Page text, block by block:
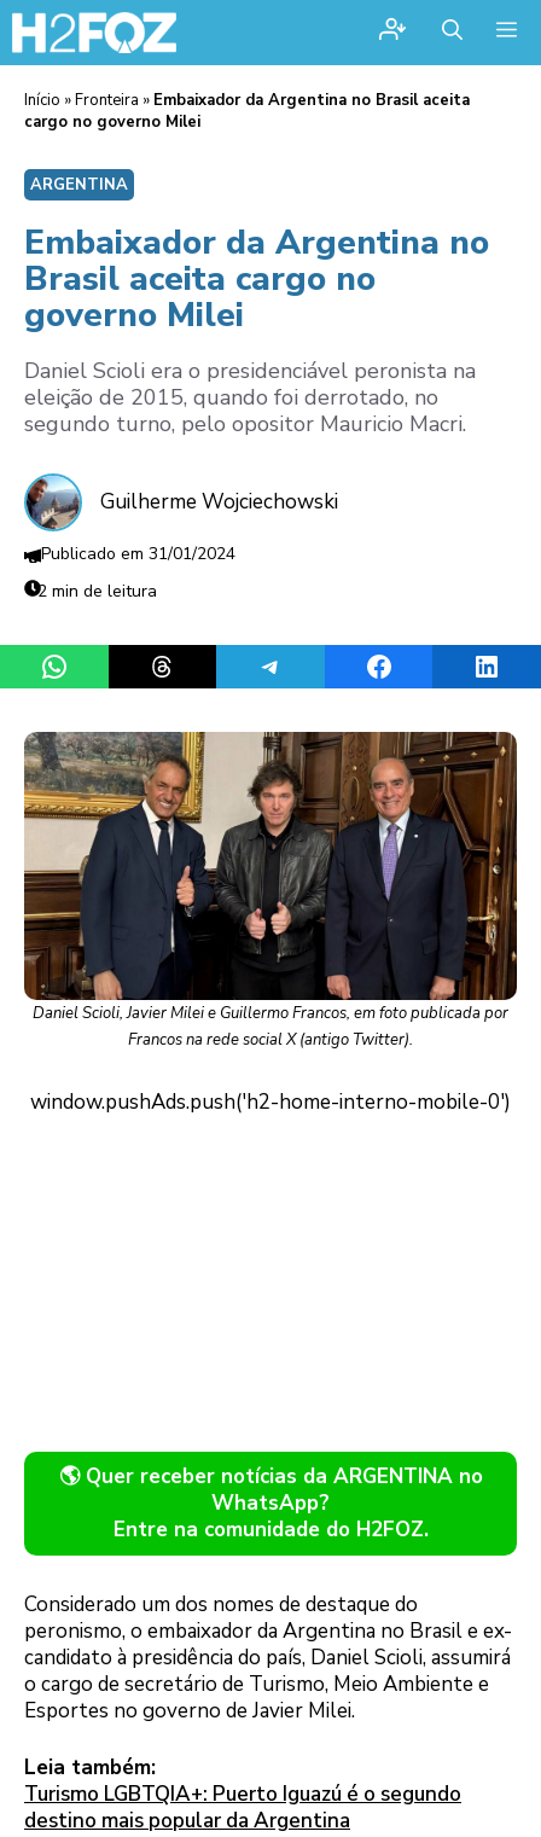
Início »Fronteira » Embaixador da Argentina no Brasil aceita
cargo no governo Milei
ARGENTINA
Embaixador da Argentina no
Brasil aceita cargo no
governo Milei
Daniel Scioli era o presidenciável peronista na
eleição de 2015, quando foi derrotado, no
segundo turno, pelo opositor Mauricio Macri.
Guilherme Wojciechowski
31/01/2024
2 min de leitura
Share on WhatsAppShare on ThreadsShare on TelegramShare on Facebook
Daniel Scioli, Javier Milei e Guillermo Francos, em foto publicada por
Francos na rede social X (antigo Twitter).
🌎 Quer receber notícias da ARGENTINA no
WhatsApp?
Entre na comunidade do H2FOZ.
Considerado um dos nomes de destaque do
peronismo, o embaixador da Argentina no Brasil e ex-
candidato à presidência do país, Daniel Scioli, assumirá
o cargo de secretário de Turismo, Meio Ambiente e
Esportes no governo de Javier Milei.
Leia também:
Turismo LGBTQIA+: Puerto Iguazú é o segundo
destino mais popular da Argentina